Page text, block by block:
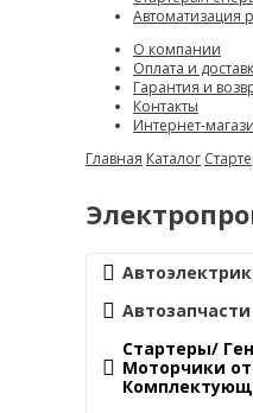
Автоматизация
О компании
Оплата и
Гарантия и
Контакты
Интернет-
Главная Каталог
Автозапчасти
Стартеры/
Моторчики